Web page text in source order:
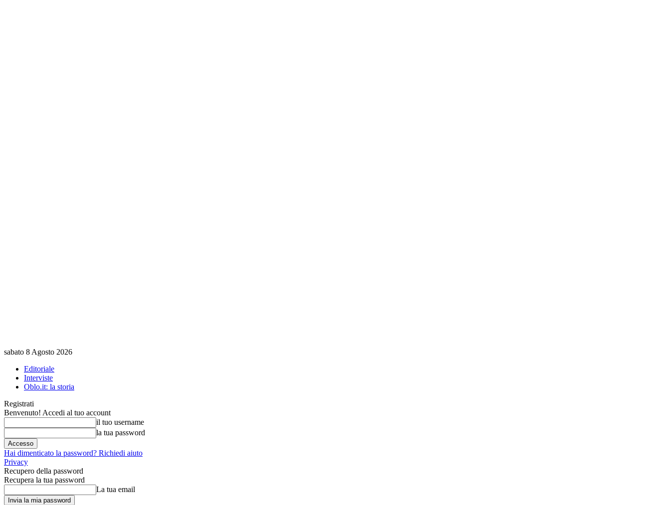
sabato 8 Agosto 2026
Editoriale
Interviste
Oblo.it: la storia
Registrati
Benvenuto! Accedi al tuo account
il tuo username
la tua password
Hai dimenticato la password? Richiedi aiuto
Privacy
Recupero della password
Recupera la tua password
La tua email